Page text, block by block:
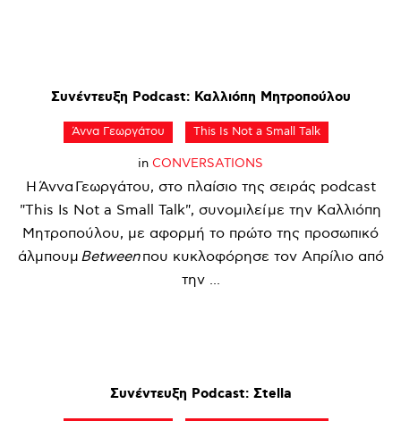
Συνέντευξη Podcast: Καλλιόπη Μητροπούλου
Άννα Γεωργάτου This Is Not a Small Talk
in CONVERSATIONS
Η Άννα Γεωργάτου, στο πλαίσιο της σειράς podcast
"This Is Not a Small Talk", συνομιλεί με την Καλλιόπη
Μητροπούλου, με αφορμή το πρώτο της προσωπικό
άλμπουμ Betweenπου κυκλοφόρησε τον Απρίλιο από
την ...
Συνέντευξη Podcast: Σtella